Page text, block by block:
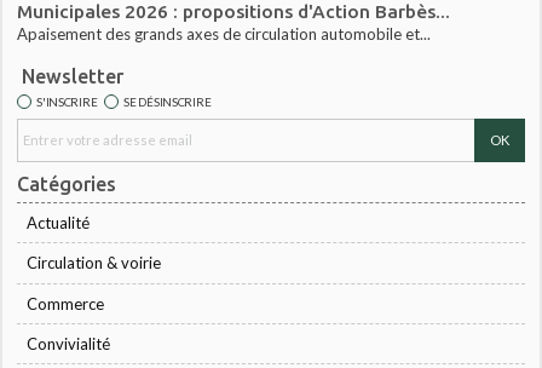
Municipales 2026 : propositions d'Action Barbès...
Apaisement des grands axes de circulation automobile et...
Newsletter
S'INSCRIRE SE DÉSINSCRIRE
Catégories
Actualité
Circulation & voirie
Commerce
Convivialité